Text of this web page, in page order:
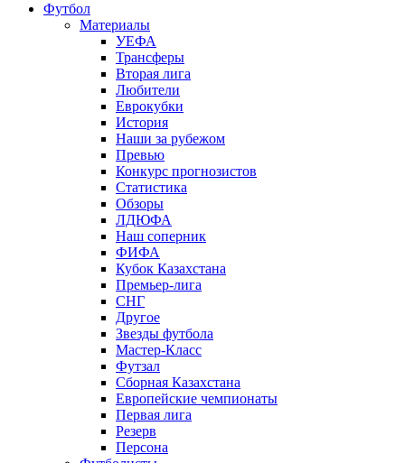
Футбол
Материалы
УЕФА
Трансферы
Вторая лига
Любители
Еврокубки
История
Наши за рубежом
Превью
Конкурс прогнозистов
Статистика
Обзоры
ЛДЮФА
Наш соперник
ФИФА
Кубок Казахстана
Премьер-лига
СНГ
Другое
Звезды футбола
Мастер-Класс
Футзал
Сборная Казахстана
Европейские чемпионаты
Первая лига
Резерв
Персона